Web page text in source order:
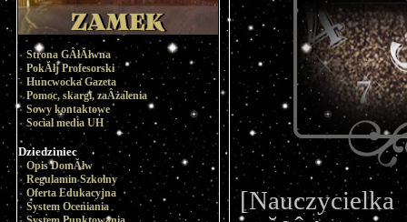
Strona GÂłĂłwna
PokĂłj Profesorski
Huncwocka Gazeta
Pomoc, skargi, zaÂżalenia
Sowy kontaktowe
Social media UH
Dziedziniec
Opis DomĂłw
Regulamin Szkolny
Oferta Edukacyjna
System Oceniania